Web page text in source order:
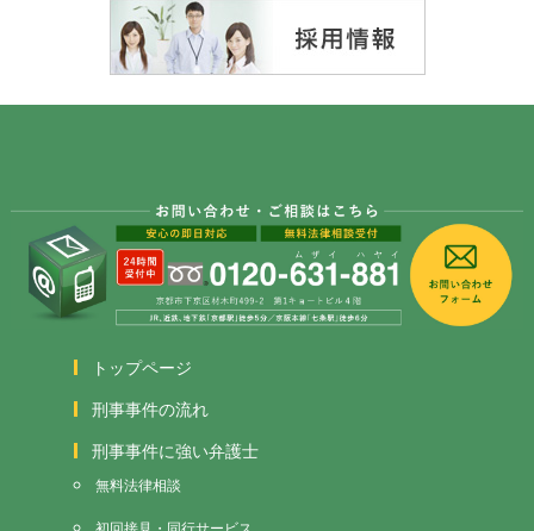
トップページ
刑事事件の流れ
刑事事件に強い弁護士
無料法律相談
初回接見・同行サービス